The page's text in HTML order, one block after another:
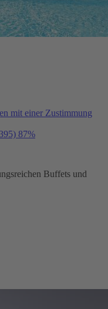
mit einer Zustimmung
87%
Buffets und